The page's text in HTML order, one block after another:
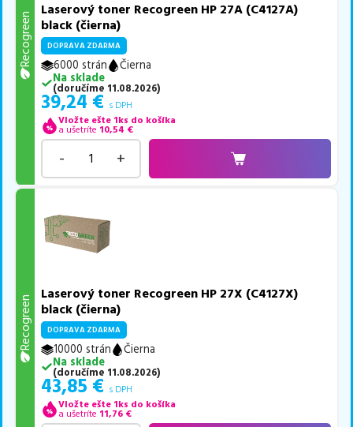
Recogreen
Laserový toner Recogreen HP 27A (C4127A)
black (čierna)
DOPRAVA ZDARMA
6000 strán
Čierna
Na sklade
(doručíme 11.08.2026)
39,24 € s DPH
Vložte ešte 1ks do košíka
a ušetríte 10,54 €
- +
Recogreen
Laserový toner Recogreen HP 27X (C4127X)
black (čierna)
DOPRAVA ZDARMA
10000 strán
Čierna
Na sklade
(doručíme 11.08.2026)
43,85 € s DPH
Vložte ešte 1ks do košíka
a ušetríte 11,76 €